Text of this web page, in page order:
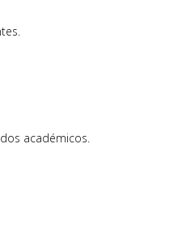
académicos.